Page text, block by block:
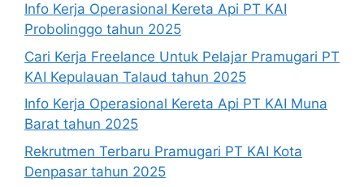
Info Kerja Operasional Kereta Api PT KAI
Probolinggo tahun 2025
Cari Kerja Freelance Untuk Pelajar Pramugari PT
KAI Kepulauan Talaud tahun 2025
Info Kerja Operasional Kereta Api PT KAI Muna
Barat tahun 2025
Rekrutmen Terbaru Pramugari PT KAI Kota
Denpasar tahun 2025